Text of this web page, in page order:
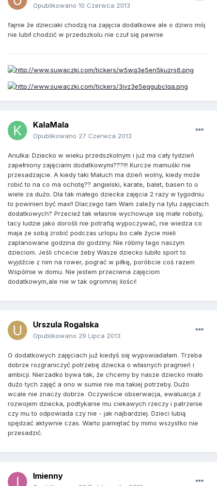
Opublikowano 10 Czerwca 2013
fajnie że dzieciaki chodzą na zajęcia dodatkowe ale o dziwo mój
nie lubił chodzić w przedszkolu nie czuł się pewnie
KalaMala
Opublikowano 27 Czerwca 2013
Anulka: Dziecko w wieku przedszkolnym i już ma cały tydzień
zapełniony zajęciami dodatkowymi???!!! Kurcze mamuśki nie
przesadzajcie. A kiedy taki Maluch ma dzień wolny, kiedy może
robić to na co ma ochotę?? angielski, karate, balet, basen to o
wiele za dużo. Dla tak małego dziecka zajęcia 2 razy w tygodniu
to powinien być max!! Dlaczego tam Wam zależy na tylu zajęciach
dodatkowych? Przecież tak własnie wychowuje się małe roboty,
tacy ludzie jako dorośli nie potrafią wypoczywać, nie wiedza co
maja ze sobą zrobić podczas urlopu bo całe życie mieli
zaplanowane godzina do godziny. Nie róbmy tego naszym
dzieciom. Jeśli chcecie żeby Wasze dziecko lubiło sport to
wyjdźcie z nim na rower, pograć w piłkę, poróbcie coś razem
Wspólnie w domu. Nie jestem przeciwna zajęciom
dodatkowym,ale nie w tak ogromnej ilości!
Urszula Rogalska
Opublikowano 29 Lipca 2013
O dodatkowych zajęciach już kiedyś się wypowiadałam. Trzeba
dobrze rozgraniczyć potrzebę dziecka o własnych pragnień i
ambicji. Nierzadko bywa tak, że chcemy by nasze dziecko miało
dużo tych zajęć a ono w sumie nie ma takiej potrzeby. Dużo
wcale nie znaczy dobrze. Oczywiście obserwacja, ewaluacja z
rozwojem dziecka, podtykanie mu ciekawych rzeczy i patrzenie
czy mu to odpowiada czy nie - jak najbardziej. Dzieci lubią
spędzać aktywnie czas. Warto pamiętać by mimo wszystko nie
przesadzić.
Imienny